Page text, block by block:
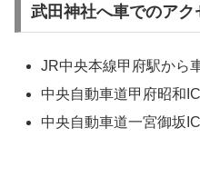
武田神社へ車でのアク
JR中央本線甲府駅から
中央自動車道甲府昭和
中央自動車道一宮御坂